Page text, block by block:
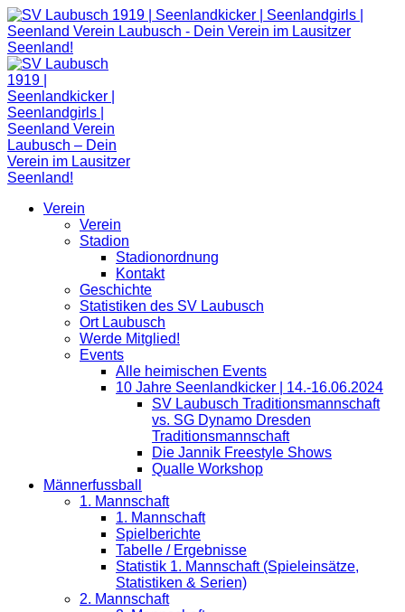
Zum
Inhalt
springen
Verein
Verein
Stadion
Stadionordnung
Kontakt
Geschichte
Statistiken des SV Laubusch
Ort Laubusch
Werde Mitglied!
Events
Alle heimischen Events
10 Jahre Seenlandkicker | 14.-16.06.2024
SV Laubusch Traditionsmannschaft
vs. SG Dynamo Dresden
Traditionsmannschaft
Die Jannik Freestyle Shows
Qualle Workshop
Männerfussball
1. Mannschaft
1. Mannschaft
Spielberichte
Tabelle / Ergebnisse
Statistik 1. Mannschaft (Spieleinsätze,
Statistiken & Serien)
2. Mannschaft